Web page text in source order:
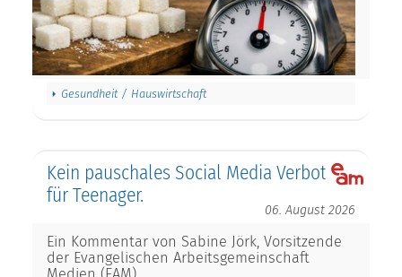
Gesundheit / Hauswirtschaft
Kein pauschales Social Media Verbot
für Teenager.
06. August 2026
Ein Kommentar von Sabine Jörk, Vorsitzende
der Evangelischen Arbeitsgemeinschaft